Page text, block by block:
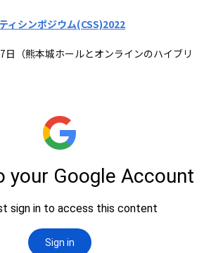
ィシンポジウム(CSS)2022
（熊本城ホールとオンラインのハイブリ